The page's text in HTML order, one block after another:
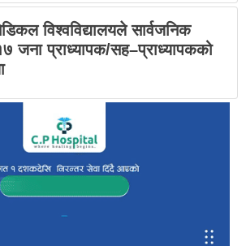
विश्वविद्यालयले सार्वजनिक
जना प्राध्यापक/सह–प्राध्यापकको